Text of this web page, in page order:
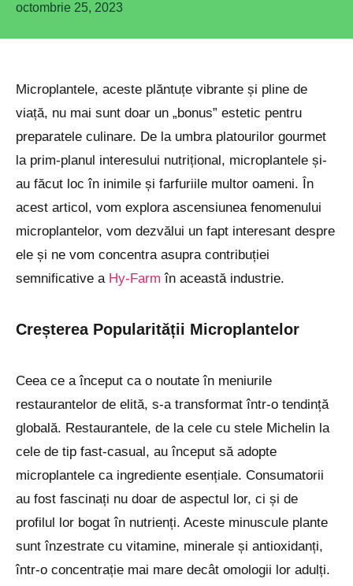
octombrie 25, 2023
Microplantele, aceste plăntuțe vibrante și pline de
viață, nu mai sunt doar un „bonus” estetic pentru
preparatele culinare. De la umbra platourilor gourmet
la prim-planul interesului nutrițional, microplantele și-
au făcut loc în inimile și farfuriile multor oameni. În
acest articol, vom explora ascensiunea fenomenului
microplantelor, vom dezvălui un fapt interesant despre
ele și ne vom concentra asupra contribuției
semnificative a Hy-Farm în această industrie.
Creșterea Popularității Microplantelor
Ceea ce a început ca o noutate în meniurile
restaurantelor de elită, s-a transformat într-o tendință
globală. Restaurantele, de la cele cu stele Michelin la
cele de tip fast-casual, au început să adopte
microplantele ca ingrediente esențiale. Consumatorii
au fost fascinați nu doar de aspectul lor, ci și de
profilul lor bogat în nutrienți. Aceste minuscule plante
sunt înzestrate cu vitamine, minerale și antioxidanți,
într-o concentrație mai mare decât omologii lor adulți.